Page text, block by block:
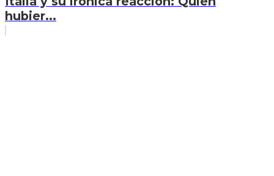
hubier...